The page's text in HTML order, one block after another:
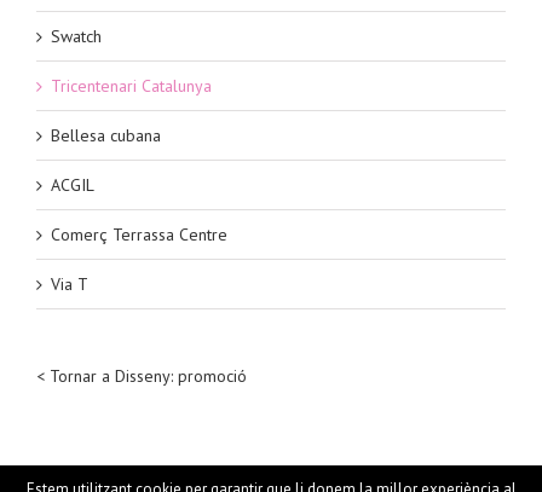
Swatch
Tricentenari Catalunya
Bellesa cubana
ACGIL
Comerç Terrassa Centre
Via T
< Tornar a Disseny: promoció